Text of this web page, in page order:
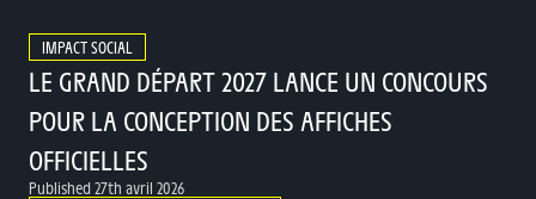
IMPACT SOCIAL
LE GRAND DÉPART 2027 LANCE UN CONCOURS
POUR LA CONCEPTION DES AFFICHES
OFFICIELLES
Published 27th avril 2026